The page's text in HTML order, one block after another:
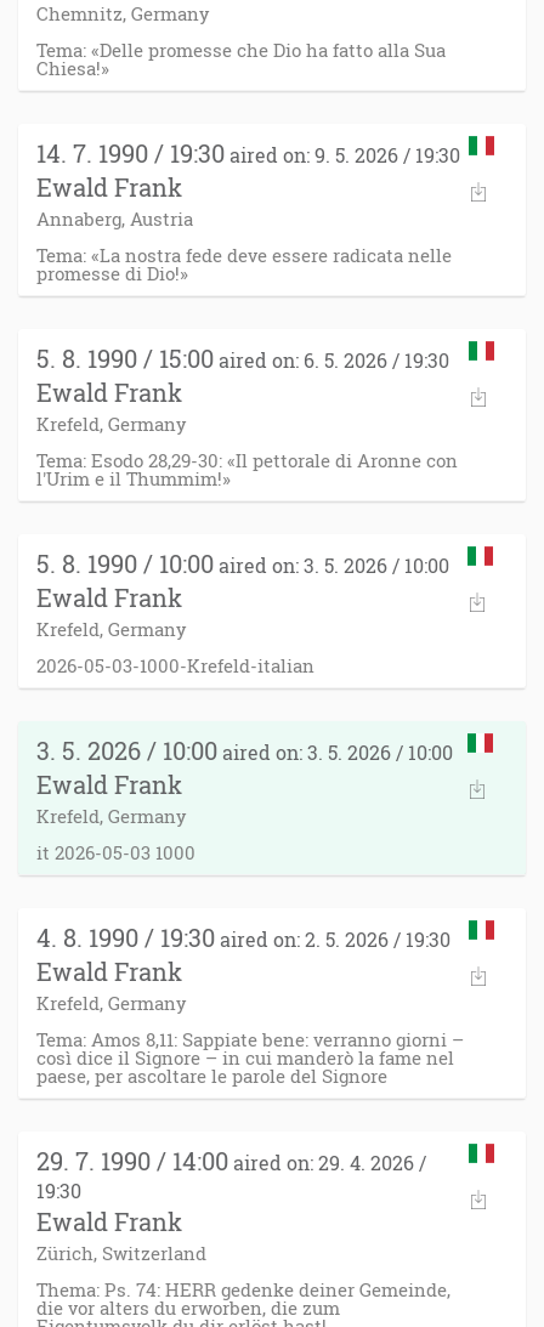
Chemnitz, Germany
Tema: «Delle promesse che Dio ha fatto alla Sua
Chiesa!»
14. 7. 1990 / 19:30 aired on: 9. 5. 2026 / 19:30
Ewald Frank
Annaberg, Austria
Tema: «La nostra fede deve essere radicata nelle
promesse di Dio!»
5. 8. 1990 / 15:00 aired on: 6. 5. 2026 / 19:30
Ewald Frank
Krefeld, Germany
Tema: Esodo 28,29-30: «Il pettorale di Aronne con
l'Urim e il Thummim!»
5. 8. 1990 / 10:00 aired on: 3. 5. 2026 / 10:00
Ewald Frank
Krefeld, Germany
2026-05-03-1000-Krefeld-italian
3. 5. 2026 / 10:00 aired on: 3. 5. 2026 / 10:00
Ewald Frank
Krefeld, Germany
it 2026-05-03 1000
4. 8. 1990 / 19:30 aired on: 2. 5. 2026 / 19:30
Ewald Frank
Krefeld, Germany
Tema: Amos 8,11: Sappiate bene: verranno giorni –
così dice il Signore – in cui manderò la fame nel
paese, per ascoltare le parole del Signore
29. 7. 1990 / 14:00 aired on: 29. 4. 2026 /
19:30
Ewald Frank
Zürich, Switzerland
Thema: Ps. 74: HERR gedenke deiner Gemeinde,
die vor alters du erworben, die zum